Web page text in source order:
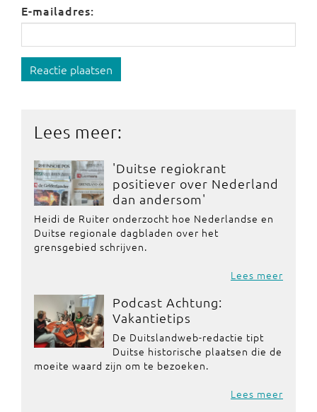
E-mailadres:
Reactie plaatsen
Lees meer:
'Duitse regiokrant
positiever over Nederland
dan andersom'
Heidi de Ruiter onderzocht hoe Nederlandse en
Duitse regionale dagbladen over het
grensgebied schrijven.
Lees meer
Podcast Achtung:
Vakantietips
De Duitslandweb-redactie tipt
Duitse historische plaatsen die de
moeite waard zijn om te bezoeken.
Lees meer